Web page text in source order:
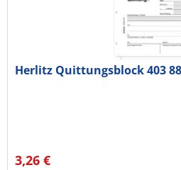
Herlitz Quittungsblock 403
3,26 €